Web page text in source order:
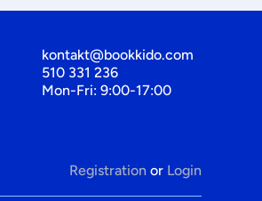
kontakt@bookkido.com
510 331 236
Mon-Fri: 9:00-17:00
Registration or Login